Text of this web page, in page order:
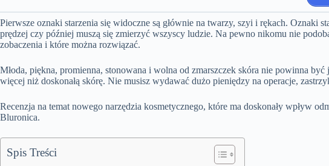
Pierwsze oznaki starzenia się widoczne są głównie na twarzy, szyi i rękach. Oznaki
prędzej czy później muszą się zmierzyć wszyscy ludzie. Na pewno nikomu nie
zobaczenia i które można rozwiązać.
Młoda, piękna, promienna, stonowana i wolna od zmarszczek skóra nie powinna
więcej niż doskonałą skórę. Nie musisz wydawać dużo pieniędzy na operacje,
Recenzja na temat nowego narzędzia kosmetycznego, które ma doskonały wpływ
Bluronica.
Spis Treści